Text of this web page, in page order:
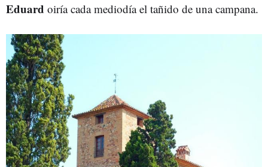
Eduard oiría cada mediodía el tañido de una campana.